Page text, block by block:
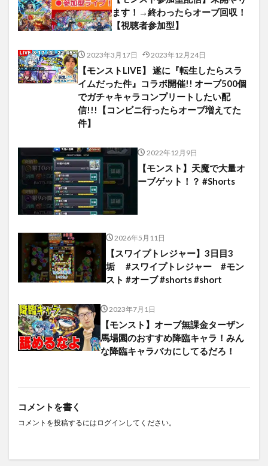
ます！→終わったらオーブ回収！
【視聴者参加型】
2023年3月17日 2023年12月24日
【モンストLIVE】 遂に『転生したらスラ
イムだった件』コラボ開催!! オーブ500個
でガチャキャラコンプリートしたい配
信!!!【コンビニ行ったらオーブ増えてた
件】
2022年12月9日
【モンスト】天魔で大量オ
ーブゲット！？ #Shorts
2026年5月11日
【スワイプトレジャー】3日目3
垢 #スワイプトレジャー #モン
スト #オーブ #shorts #short
2023年7月1日
【モンスト】オーブ無課金ターザン
馬場園のおすすめ降臨キャラ！みん
な降臨キャラバカにしてるだろ！
コメントを書く
コメントを投稿するには ログイン してください。